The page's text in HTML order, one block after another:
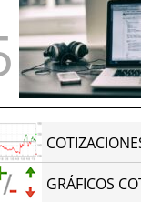
GRÁFICOS